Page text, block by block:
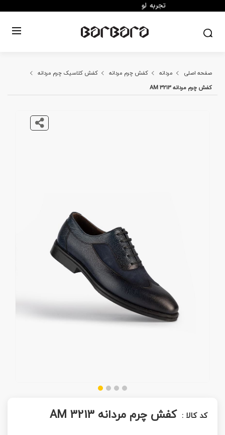
صفحه اصلی مردانه کفش چرم مردانه
کفش کلاسیک چرم مردانه
کفش چرم مردانه AM 3213
کد کالا : کفش چرم مردانه AM 3213